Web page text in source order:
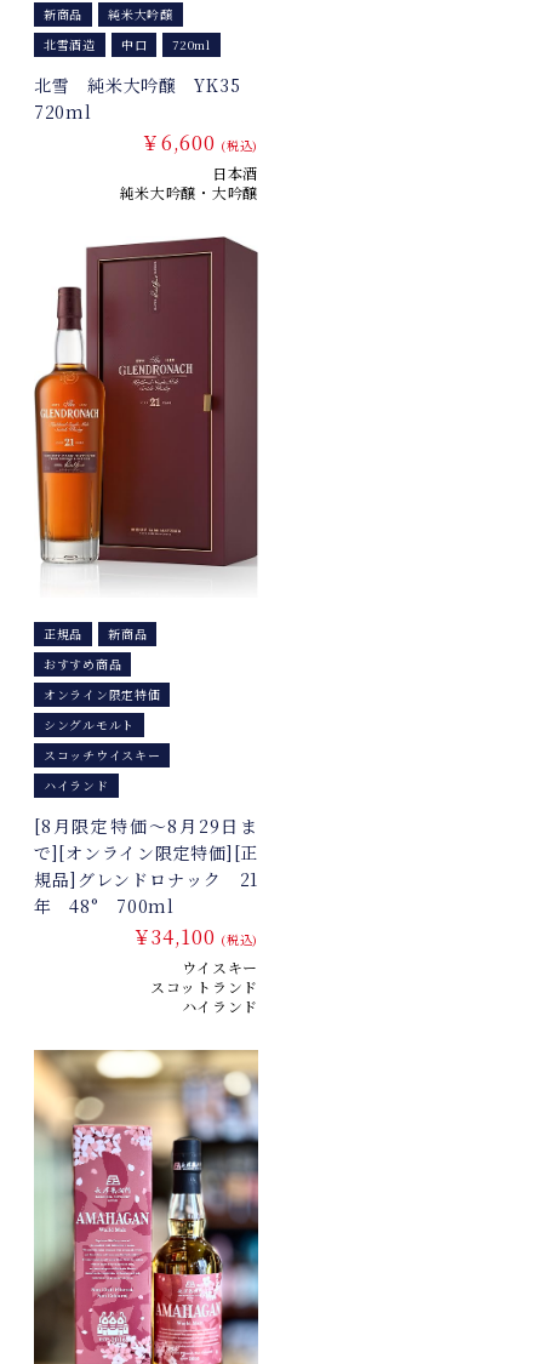
新商品
純米大吟醸
北雪酒造
中口 720ml
北雪 純米大吟醸 YK35
720ml
￥6,600 (税込)
日本酒
純米大吟醸・大吟醸
正規品
新商品
おすすめ商品
オンライン限定特価
シングルモルト
スコッチウイスキー
ハイランド
[8月限定特価～8月29日ま
で][オンライン限定特価][正
規品]グレンドロナック 21
年 48° 700ml
￥34,100 (税込)
ウイスキー
スコットランド
ハイランド